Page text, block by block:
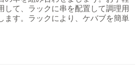
して、ラックに串を配置して調理用
ます。ラックにより、ケバブを簡単